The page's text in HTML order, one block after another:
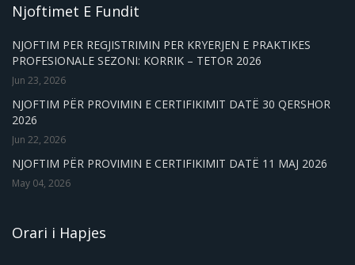
Njoftimet E Fundit
NJOFTIM PER REGJISTRIMIN PER KRYERJEN E PRAKTIKES
PROFESIONALE SEZONI: KORRIK – TETOR 2026
Jun 23, 2026
NJOFTIM PËR PROVIMIN E CERTIFIKIMIT DATË 30 QERSHOR
2026
Jun 22, 2026
NJOFTIM PËR PROVIMIN E CERTIFIKIMIT DATË 11 MAJ 2026
May 04, 2026
Orari i Hapjes